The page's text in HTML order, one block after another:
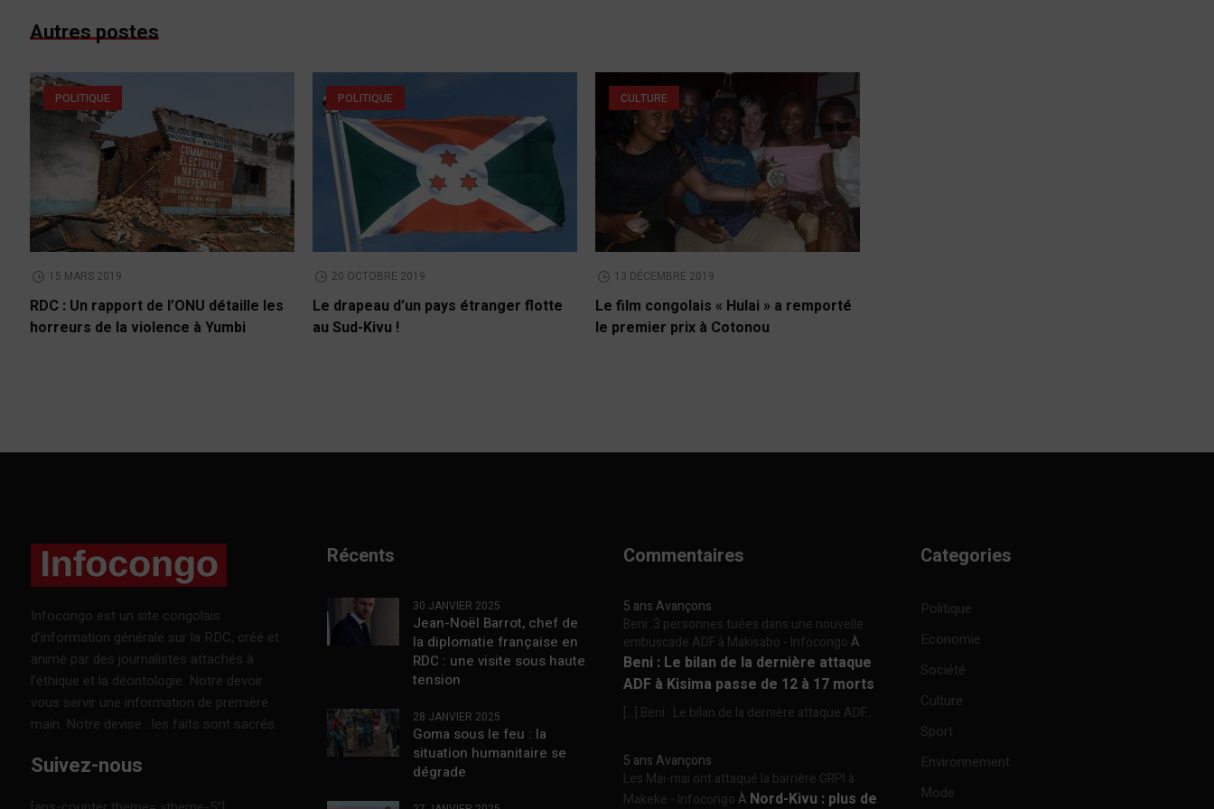
Autres postes
POLITIQUE
15 MARS 2019
RDC : Un rapport de l’ONU détaille les
horreurs de la violence à Yumbi
POLITIQUE
20 OCTOBRE 2019
Le drapeau d’un pays étranger flotte
au Sud-Kivu !
CULTURE
13 DÉCEMBRE 2019
Le film congolais « Hulai » a remporté
le premier prix à Cotonou
Infocongo est un site congolais
d’information générale sur la RDC, créé et
animé par des journalistes attachés à
l’éthique et la déontologie. Notre devoir :
vous servir une information de première
main. Notre devise : les faits sont sacrés.
Suivez-nous
Récents
30 JANVIER 2025
Jean-Noël Barrot, chef de
la diplomatie française en
RDC : une visite sous haute
tension
28 JANVIER 2025
Goma sous le feu : la
situation humanitaire se
dégrade
Commentaires
5 ans Avançons
Beni :3 personnes tuées dans une nouvelle
embuscade ADF à Makisabo - InfocongoÀ
Beni : Le bilan de la dernière attaque
ADF à Kisima passe de 12 à 17 morts
[…] Beni : Le bilan de la dernière attaque ADF...
5 ans Avançons
Les Mai-mai ont attaqué la barrière GRPI à
Makeke - InfocongoÀ Nord-Kivu : plus de
Categories
Politique
Economie
Société
Culture
Sport
Environnement
Mode